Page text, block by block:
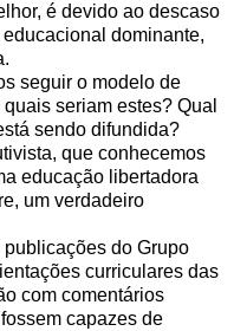
é devido ao descaso
dominante,
o modelo de
seriam estes? Qual
sendo difundida?
que conhecemos
educação libertadora
um verdadeiro
publicações do Grupo
curriculares das
com comentários
capazes de